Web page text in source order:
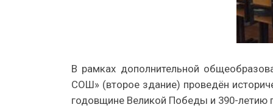
В рамках дополнительной
СОШ» (второе здание) проведён
годовщине Великой Победы и 390-летию